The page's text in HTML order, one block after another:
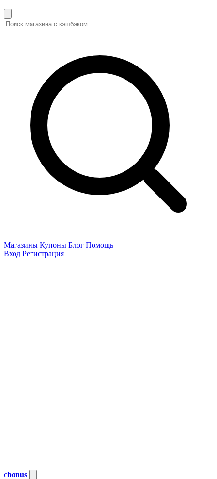
Магазины Купоны Блог Помощь
Вход Регистрация
cbonus